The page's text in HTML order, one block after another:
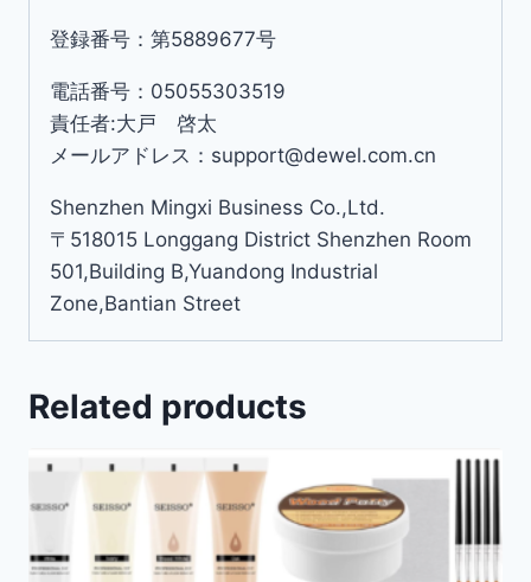
登録番号：第5889677号
電話番号：05055303519
責任者:大戸 啓太
メールアドレス：support@dewel.com.cn
Shenzhen Mingxi Business Co.,Ltd.
〒518015 Longgang District Shenzhen Room
501,Building B,Yuandong Industrial
Zone,Bantian Street
Related products